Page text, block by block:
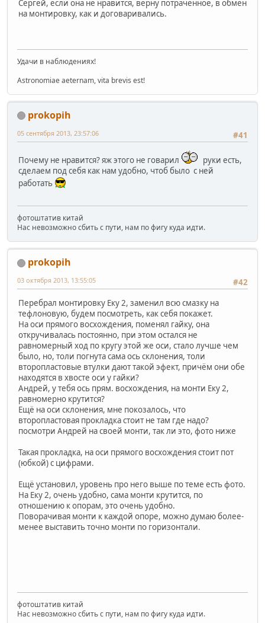
Сергей, если она не нравится, верну потраченное, в обмен
на монтировку, как и договаривались.
Удачи в наблюдениях!
Astronomiae aeternam, vita brevis est!
prokopih
#41
05 сентября 2013, 23:57:06
Почему не нравится? яж этого не говарил
руки есть,
сделаем под себя как нам удобно, чтоб было с ней
работать
фотоштатив китай
Нас невозможно сбить с пути, нам по фигу куда идти.
prokopih
#42
03 октября 2013, 13:55:05
Перебрал монтировку Еку 2, заменил всю смазку на
тефлоновую, будем посмотреть, как себя покажет.
На оси прямого восхождения, поменял гайку, она
откручивалась постоянно, при этом остался не
равномерный ход по кругу этой же оси, стало лучше чем
было, но, толи погнута сама ось склонения, толи
второпластовые втулки дают такой эфект, причём они обе
находятся в хвосте оси у гайки?
Андрей, у тебя ось прям. восхождения, на монти Еку 2,
равномерно крутится?
Ещё на оси склонения, мне покозалось, что
второпластовая прокладка стоит не там где надо?
посмотри Андрей на своей монти, так ли это, фото ниже
Такая прокладка, на оси прямого восхождения стоит пот
(юбкой) с цифрами.
Ещё установил, уровень про него выше по теме есть фото.
На Еку 2, очень удобно, сама монти крутится, по
отношению к опорам, это очень удобно.
Поворачивая монти к каждой опоре, можно думаю более-
менее выставить точно монти по горизонтали.
фотоштатив китай
Нас невозможно сбить с пути, нам по фигу куда идти.